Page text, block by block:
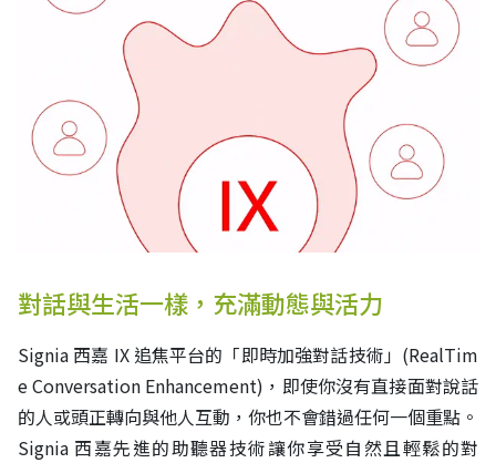
對話與生活一樣，充滿動態與活力
Signia 西嘉 IX 追焦平台的「即時加強對話技術」(RealTim
e Conversation Enhancement)，即使你沒有直接面對說話
的人或頭正轉向與他人互動，你也不會錯過任何一個重點。
Signia 西嘉先進的助聽器技術讓你享受自然且輕鬆的對